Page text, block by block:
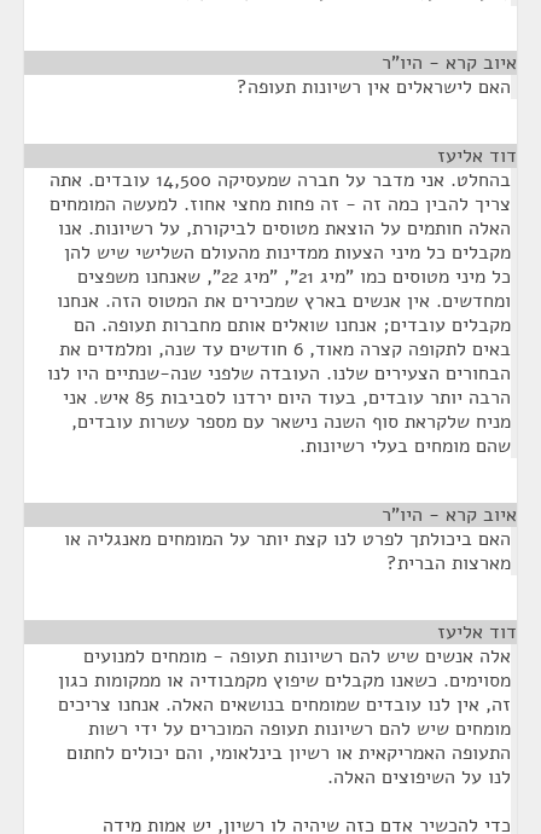
איוב קרא - היו"ר
האם לישראלים אין רשיונות תעופה?
דוד אליעז
בהחלט. אני מדבר על חברה שמעסיקה 14,500 עובדים. אתה
צריך להבין כמה זה - זה פחות מחצי אחוז. למעשה המומחים
האלה חותמים על הוצאת מטוסים לביקורת, על רשיונות. אנו
מקבלים כל מיני הצעות ממדינות מהעולם השלישי שיש להן
כל מיני מטוסים כמו "מיג 21", "מיג 22", שאנחנו משפצים
ומחדשים. אין אנשים בארץ שמכירים את המטוס הזה. אנחנו
מקבלים עובדים; אנחנו שואלים אותם מחברות תעופה. הם
באים לתקופה קצרה מאוד, 6 חודשים עד שנה, ומלמדים את
הבחורים הצעירים שלנו. העובדה שלפני שנה-שנתיים היו לנו
הרבה יותר עובדים, בעוד היום ירדנו לסביבות 85 איש. אני
מניח שלקראת סוף השנה נישאר עם מספר עשרות עובדים,
שהם מומחים בעלי רשיונות.
איוב קרא - היו"ר
האם ביכולתך לפרט לנו קצת יותר על המומחים מאנגליה או
מארצות הברית?
דוד אליעז
אלה אנשים שיש להם רשיונות תעופה - מומחים למנועים
מסוימים. כשאנו מקבלים שיפוץ מקמבודיה או ממקומות כגון
זה, אין לנו עובדים שמומחים בנושאים האלה. אנחנו צריכים
מומחים שיש להם רשיונות תעופה המוכרים על ידי רשות
התעופה האמריקאית או רשיון בינלאומי, והם יכולים לחתום
לנו על השיפוצים האלה.
כדי להכשיר אדם כזה שיהיה לו רשיון, יש אמות מידה